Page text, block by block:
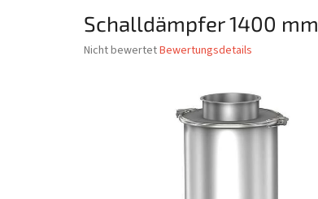
Schalldämpfer 1400 mm
Die
Nicht bewertetBewertungsdetails